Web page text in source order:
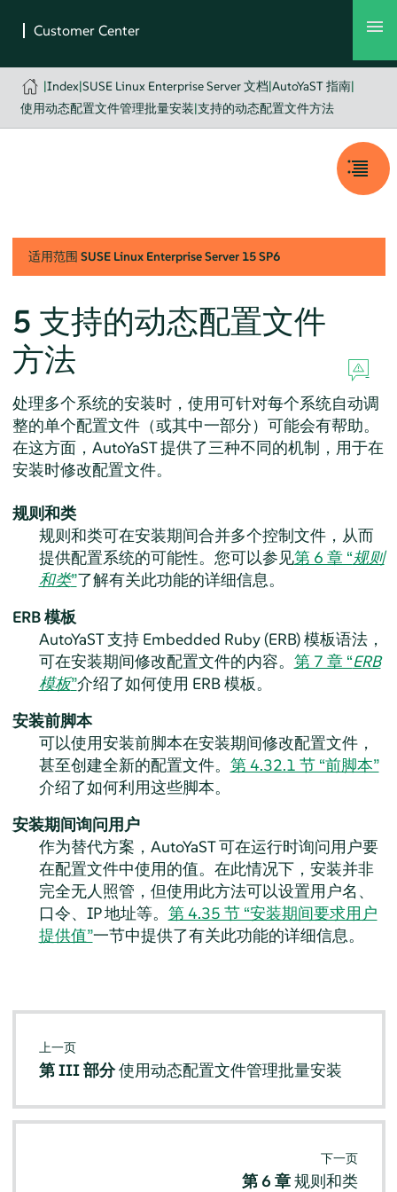
|Index|SUSE Linux Enterprise Server 文档|AutoYaST 指南|
使用动态配置文件管理批量安装|支持的动态配置文件方法
适用范围 SUSE Linux Enterprise Server 15 SP6
5 支持的动态配置文件
方法
处理多个系统的安装时，使用可针对每个系统自动调
整的单个配置文件（或其中一部分）可能会有帮助。
在这方面，AutoYaST 提供了三种不同的机制，用于在
安装时修改配置文件。
规则和类
规则和类可在安装期间合并多个控制文件，从而
提供配置系统的可能性。您可以参见第 6 章 “规则
和类”了解有关此功能的详细信息。
ERB 模板
AutoYaST 支持 Embedded Ruby (ERB) 模板语法，
可在安装期间修改配置文件的内容。 第 7 章 “ERB
模板”介绍了如何使用 ERB 模板。
安装前脚本
可以使用安装前脚本在安装期间修改配置文件，
甚至创建全新的配置文件。 第 4.32.1 节 “前脚本”
介绍了如何利用这些脚本。
安装期间询问用户
作为替代方案，AutoYaST 可在运行时询问用户要
在配置文件中使用的值。在此情况下，安装并非
完全无人照管，但使用此方法可以设置用户名、
口令、IP 地址等。 第 4.35 节 “安装期间要求用户
提供值”一节中提供了有关此功能的详细信息。
上一页
第 III 部分使用动态配置文件管理批量安装
下一页
第 6 章规则和类